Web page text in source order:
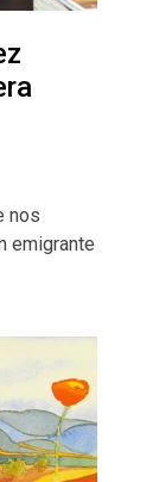
nos
emigrante